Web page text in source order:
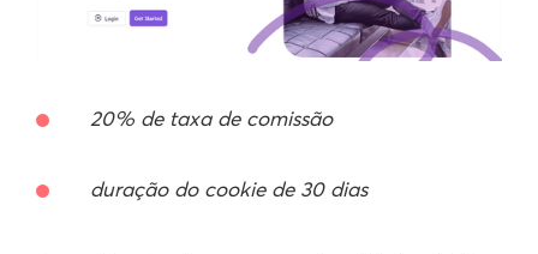
20% de taxa de comissão
duração do cookie de 30 dias